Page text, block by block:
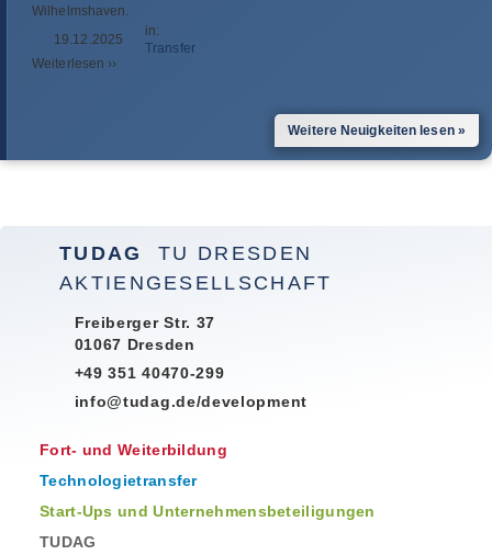
Wilhelmshaven.
19.12.2025
in:
Trans­fer
Wei­ter­le­sen ››
Wei­tere Neu­ig­kei­ten lesen »
TUDAG
TU DRESDEN
AKTIENGESELLSCHAFT
Freiberger Str. 37
01067 Dresden
+49 351 40470-299
info@tudag.de/development
Fort- und Weiterbildung
Technologietransfer
Start-Ups und Unternehmensbeteiligungen
TUDAG